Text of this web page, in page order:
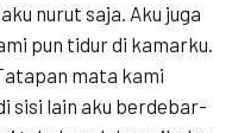
nurut saja. Aku juga
pun tidur di kamarku.
mata kami
sisi lain aku berdebar-